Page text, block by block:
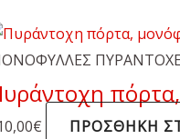
€ ΠΡΟΣΘΉΚΗ